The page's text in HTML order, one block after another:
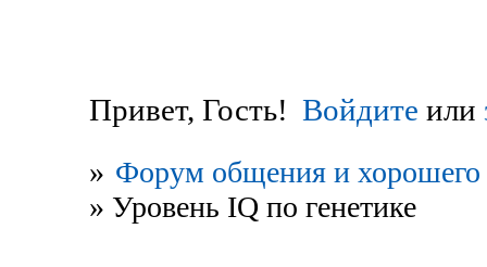
Привет, Гость! Войдите или
» Форум общения и хорошего
» Уровень IQ по генетике